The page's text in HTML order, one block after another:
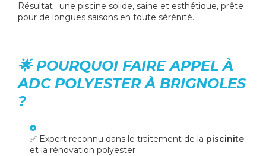
Résultat : une piscine solide, saine et esthétique, prête
pour de longues saisons en toute sérénité.
🌟 POURQUOI FAIRE APPEL À
ADC POLYESTER À BRIGNOLES
?
✅ Expert reconnu dans le traitement de la piscinite
et la rénovation polyester